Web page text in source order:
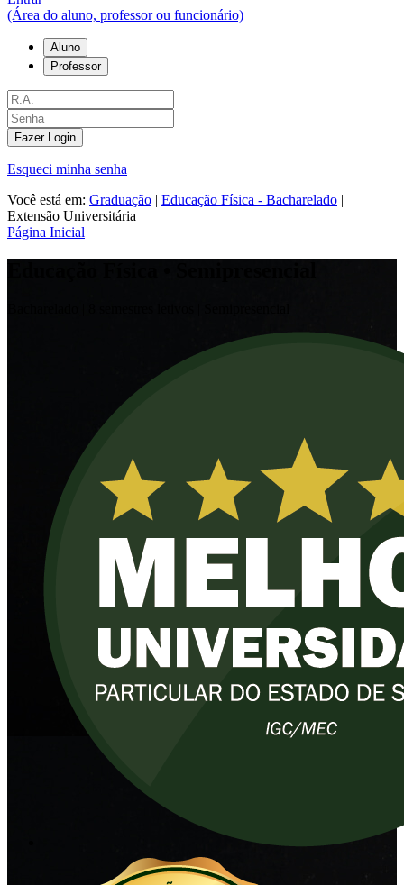
(Área do aluno, professor ou funcionário)
Aluno
Professor
Fazer Login
Esqueci minha senha
Você está em: Graduação | Educação Física - Bacharelado |
Extensão Universitária
Página Inicial